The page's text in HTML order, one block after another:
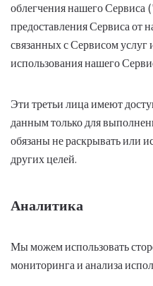
облегчения нашего
предоставления Сервиса от
связанных с Сервисом
использования нашего
Эти третьи лица имеют
данным только для
обязаны не раскрывать или
других целей.
Аналитика
Мы можем использовать
мониторинга и анализа